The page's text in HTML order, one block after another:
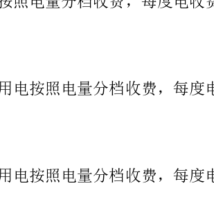
5、农村用电：农村用电按照电量分档收费，每度电收费标准为0.3